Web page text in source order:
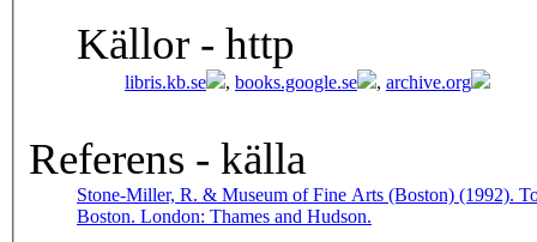
Källor - http
libris.kb.se , books.google.se , archive.org
Referens - källa
Stone-Miller, R. & Museum of Fine Arts (Boston) (1992).
Boston. London: Thames and Hudson.